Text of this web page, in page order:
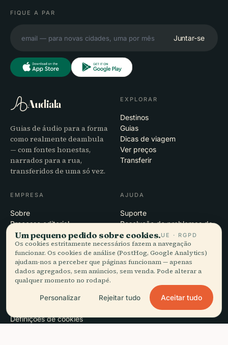
FIQUE A PAR
Juntar-se
Audiala
Guias de áudio para a forma
como realmente deambula
— com fontes honestas,
narrados para a rua,
transferidos de uma só vez.
EXPLORAR
Destinos
Guias
Dicas de viagem
Ver preços
Transferir
EMPRESA
Sobre
Processo editorial
Missão
AJUDA
Suporte
Resolução de problemas da
app
Contacto
Seja nosso parceiro
JURÍDICO
Privacidade
Definições de cookies
Um pequeno pedido sobre cookies.UE · RGPD
Os cookies estritamente necessários fazem a navegação
funcionar. Os cookies de análise (PostHog, Google Analytics)
ajudam-nos a perceber que páginas funcionam — apenas
dados agregados, sem anúncios, sem venda. Pode alterar a
qualquer momento no rodapé.
Personalizar Rejeitar tudo Aceitar tudo